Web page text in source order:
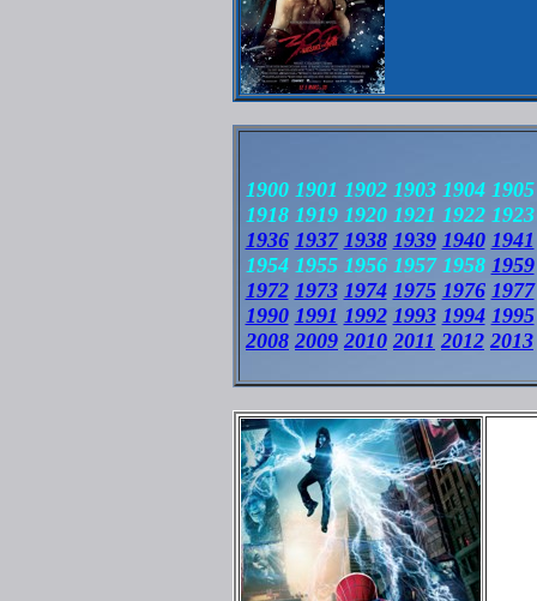
1900 1901 1902 1903 1904
1918 1919 1920 1921 1922
1936 1937 1938 1939 1940 1941
1954 1955 1956 1957 1958 1959
1972 1973 1974 1975 1976 1977
1990 1991 1992 1993 1994 1995
2008 2009 2010 2011 2012 2013